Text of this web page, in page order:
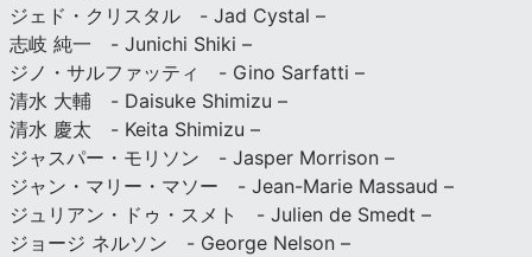
ジェド・クリスタル - Jad Cystal –
志岐 純一 - Junichi Shiki –
ジノ・サルファッティ - Gino Sarfatti –
清水 大輔 - Daisuke Shimizu –
清水 慶太 - Keita Shimizu –
ジャスパー・モリソン - Jasper Morrison –
ジャン・マリー・マソー - Jean-Marie Massaud –
ジュリアン・ドゥ・スメト - Julien de Smedt –
ジョージ ネルソン - George Nelson –